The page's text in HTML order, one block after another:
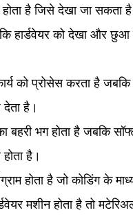
होता है जिसे देखा जा
हार्डवेयर को देखा और छुआ
को प्रोसेस करता है
देता है।
बहरी भग होता है जबकि
है।
होता है जो कोडिंग के
मशीन होता है तो मटेरिअल